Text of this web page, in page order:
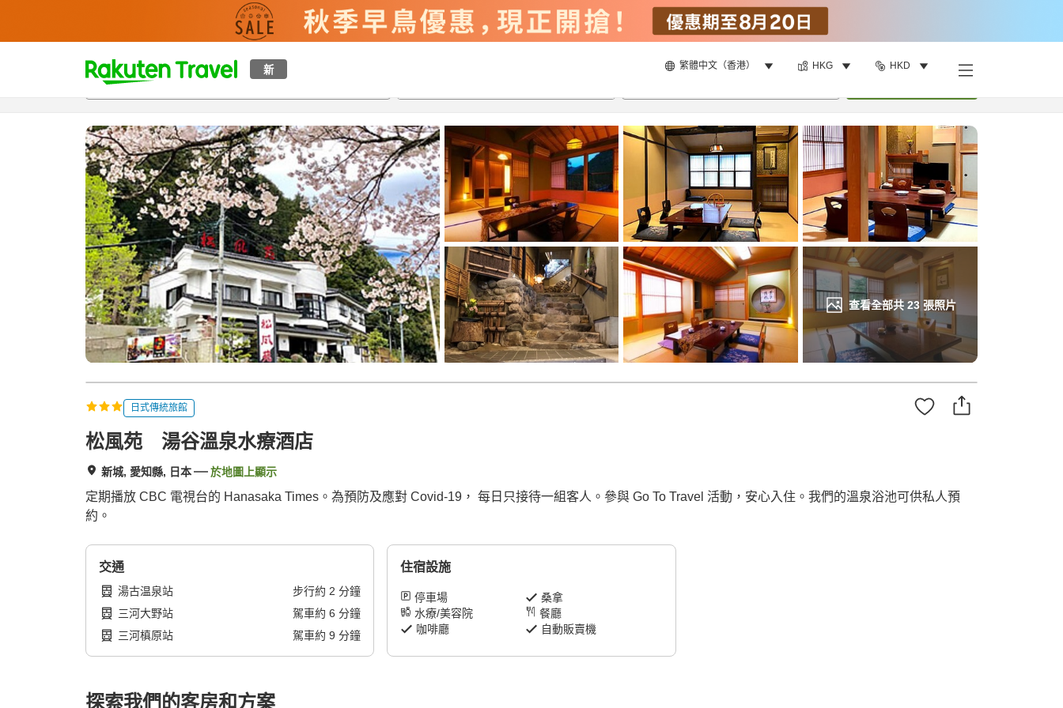
新 繁體中文（香港） HKG HKD
t
p
a
g
e
_
s
e
a
r
c
h
查看全部共 23張照片
概覽房間及住宿方案 評價設施
日式傳統旅館
松風苑 湯谷溫泉水療酒店
新城, 愛知縣, 日本 於地圖上顯示
定期播放 CBC 電視台的 Hanasaka Times。為預防及應對 Covid-19， 每日只接待一組客人。參與 Go To Travel 活動，安心入住。我們的溫泉浴池可供私人預
約。
交通
湯古温泉站 步行約2 分鐘
三河大野站
駕車約6 分鐘
三河槙原站
駕車約9 分鐘
住宿設施
停車場
桑拿
水療/美容院
餐廳
咖啡廳
自動販賣機
探索我們的客房和方案